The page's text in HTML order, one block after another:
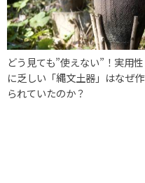
どう見ても”使えない”！実用性
に乏しい「縄文土器」はなぜ作
られていたのか？